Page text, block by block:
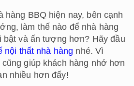
hàng BBQ hiện nay, bên cạnh
làm thế nào để nhà hàng
bật và ấn tượng hơn? Hãy đầu
nội thất nhà hàng nhé. Vì
giúp khách hàng nhớ hơn
nhiều hơn đấy!